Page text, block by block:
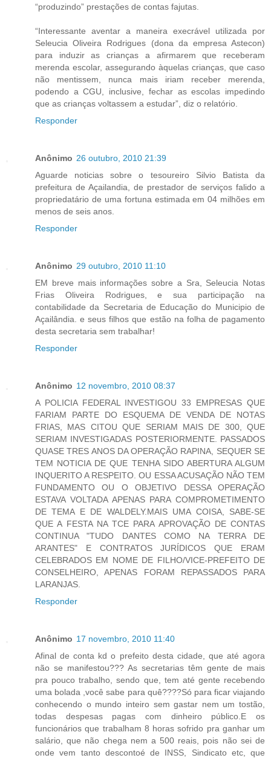
“produzindo” prestações de contas fajutas.
“Interessante aventar a maneira execrável utilizada por
Seleucia Oliveira Rodrigues (dona da empresa Astecon)
para induzir as crianças a afirmarem que receberam
merenda escolar, assegurando àquelas crianças, que caso
não mentissem, nunca mais iriam receber merenda,
podendo a CGU, inclusive, fechar as escolas impedindo
que as crianças voltassem a estudar”, diz o relatório.
Responder
Anônimo 26 outubro, 2010 21:39
Aguarde noticias sobre o tesoureiro Silvio Batista da
prefeitura de Açailandia, de prestador de serviços falido a
propriedatário de uma fortuna estimada em 04 milhões em
menos de seis anos.
Responder
Anônimo 29 outubro, 2010 11:10
EM breve mais informações sobre a Sra, Seleucia Notas
Frias Oliveira Rodrigues, e sua participação na
contabilidade da Secretaria de Educação do Municipio de
Açailândia. e seus filhos que estão na folha de pagamento
desta secretaria sem trabalhar!
Responder
Anônimo 12 novembro, 2010 08:37
A POLICIA FEDERAL INVESTIGOU 33 EMPRESAS QUE
FARIAM PARTE DO ESQUEMA DE VENDA DE NOTAS
FRIAS, MAS CITOU QUE SERIAM MAIS DE 300, QUE
SERIAM INVESTIGADAS POSTERIORMENTE. PASSADOS
QUASE TRES ANOS DA OPERAÇÃO RAPINA, SEQUER SE
TEM NOTICIA DE QUE TENHA SIDO ABERTURA ALGUM
INQUERITO A RESPEITO. OU ESSA ACUSAÇÃO NÃO TEM
FUNDAMENTO OU O OBJETIVO DESSA OPERAÇÃO
ESTAVA VOLTADA APENAS PARA COMPROMETIMENTO
DE TEMA E DE WALDELY.MAIS UMA COISA, SABE-SE
QUE A FESTA NA TCE PARA APROVAÇÃO DE CONTAS
CONTINUA "TUDO DANTES COMO NA TERRA DE
ARANTES" E CONTRATOS JURÍDICOS QUE ERAM
CELEBRADOS EM NOME DE FILHO/VICE-PREFEITO DE
CONSELHEIRO, APENAS FORAM REPASSADOS PARA
LARANJAS.
Responder
Anônimo 17 novembro, 2010 11:40
Afinal de conta kd o prefeito desta cidade, que até agora
não se manifestou??? As secretarias têm gente de mais
pra pouco trabalho, sendo que, tem até gente recebendo
uma bolada ,você sabe para quê????Só para ficar viajando
conhecendo o mundo inteiro sem gastar nem um tostão,
todas despesas pagas com dinheiro público.E os
funcionários que trabalham 8 horas sofrido pra ganhar um
salário, que não chega nem a 500 reais, pois não sei de
onde vem tanto descontoé de INSS, Sindicato etc, que